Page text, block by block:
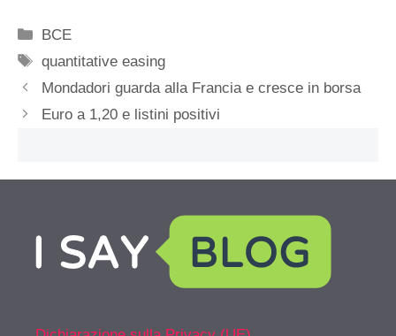
Categorie
BCE
Tag
quantitative easing
Mondadori guarda alla Francia e cresce in borsa
Euro a 1,20 e listini positivi